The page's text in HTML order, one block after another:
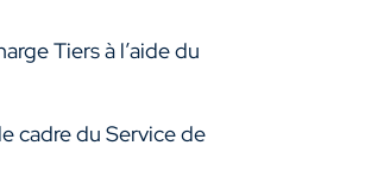
Tiers à l’aide du
cadre du Service de